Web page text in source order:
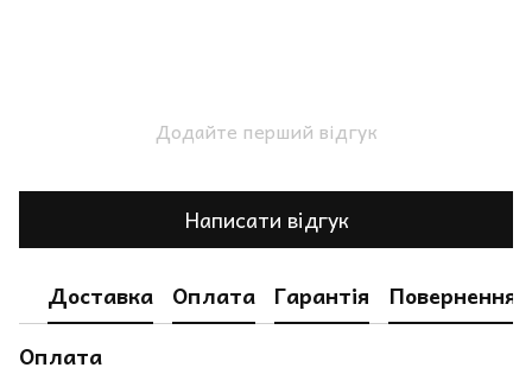
Додайте перший відгук
Написати відгук
Доставка Оплата Гарантія
Повернення
Оплата